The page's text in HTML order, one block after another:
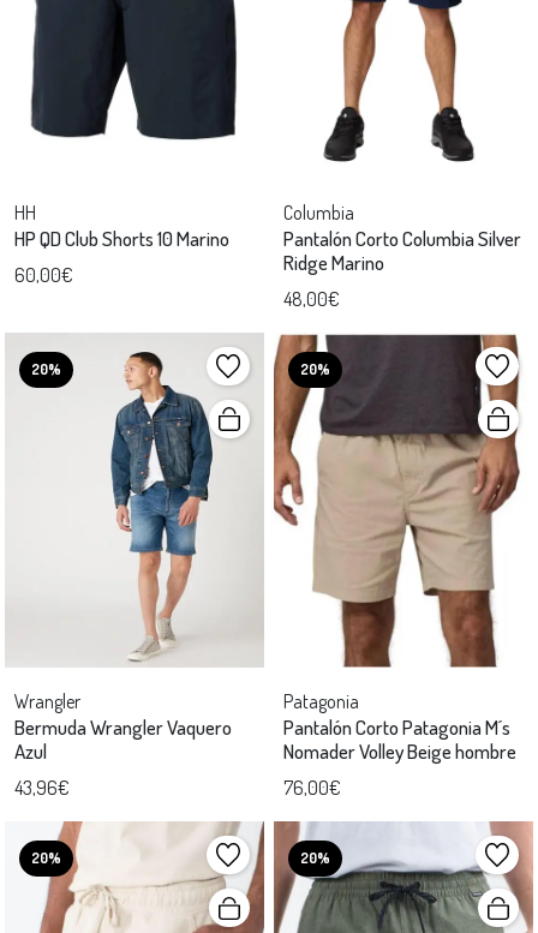
HH
HP QD Club Shorts 10 Marino
60,00€
Columbia
Pantalón Corto Columbia Silver
Ridge Marino
48,00€
20%
Wrangler
Bermuda Wrangler Vaquero
Azul
43,96€
20%
Patagonia
Pantalón Corto Patagonia M´s
Nomader Volley Beige hombre
76,00€
20% 20%